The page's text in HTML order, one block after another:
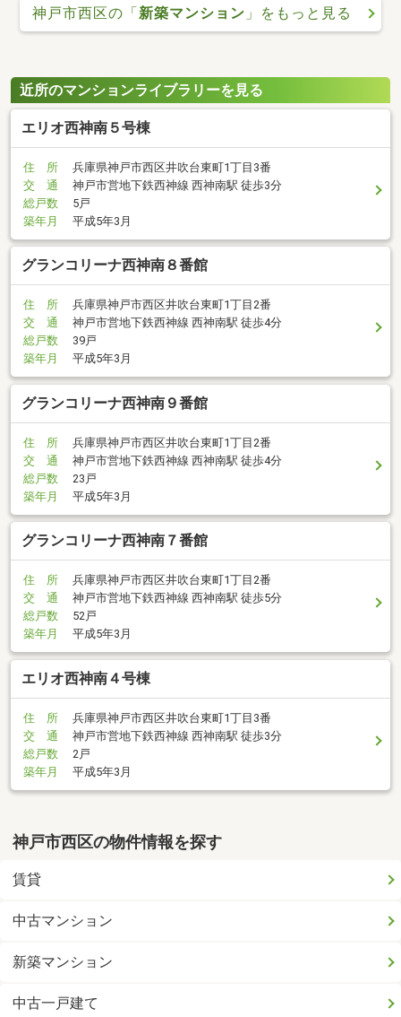
神戸市西区の「新築マンション 」をもっと見る
近所のマンションライブラリーを見る
エリオ西神南５号棟
住 所
兵庫県神戸市西区井吹台東町1丁目3番
交 通
神戸市営地下鉄西神線 西神南駅 徒歩3分
総戸数
5戸
築年月
平成5年3月
グランコリーナ西神南８番館
住 所
兵庫県神戸市西区井吹台東町1丁目2番
交 通
神戸市営地下鉄西神線 西神南駅 徒歩4分
総戸数
39戸
築年月
平成5年3月
グランコリーナ西神南９番館
住 所
兵庫県神戸市西区井吹台東町1丁目2番
交 通
神戸市営地下鉄西神線 西神南駅 徒歩4分
総戸数
23戸
築年月
平成5年3月
グランコリーナ西神南７番館
住 所
兵庫県神戸市西区井吹台東町1丁目2番
交 通
神戸市営地下鉄西神線 西神南駅 徒歩5分
総戸数
52戸
築年月
平成5年3月
エリオ西神南４号棟
住 所
兵庫県神戸市西区井吹台東町1丁目3番
交 通
神戸市営地下鉄西神線 西神南駅 徒歩3分
総戸数
2戸
築年月
平成5年3月
神戸市西区の物件情報を探す
賃貸
中古マンション
新築マンション
中古一戸建て